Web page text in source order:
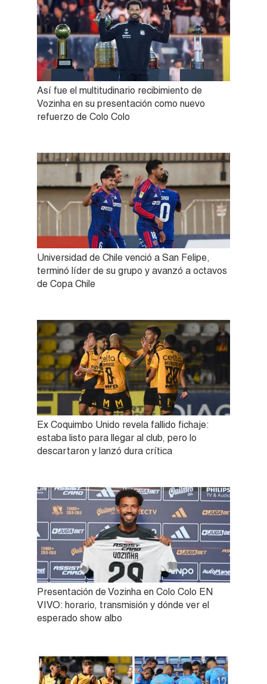
Así fue el multitudinario recibimiento de
Vozinha en su presentación como nuevo
refuerzo de Colo Colo
Universidad de Chile venció a San Felipe,
terminó líder de su grupo y avanzó a octavos
de Copa Chile
Ex Coquimbo Unido revela fallido fichaje:
estaba listo para llegar al club, pero lo
descartaron y lanzó dura crítica
Presentación de Vozinha en Colo Colo EN
VIVO: horario, transmisión y dónde ver el
esperado show albo